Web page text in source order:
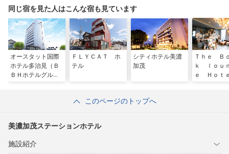
同じ宿を見た人はこんな宿も見ています
オースタット国際
ホテル多治見（Ｂ
ＢＨホテルグルー
ＦＬＹＣＡＴ ホ
テル
シティホテル美濃
加茂
Ｔｈｅ Ｂ
ｋ ｌｏｕ
ｅ Ｈｏ
このページのトップへ
美濃加茂ステーションホテル
施設紹介